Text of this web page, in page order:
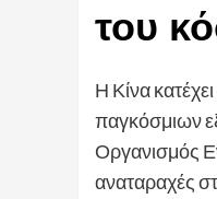
του
Η Κίνα
παγκόσμιων
Οργανισμός
αναταραχές